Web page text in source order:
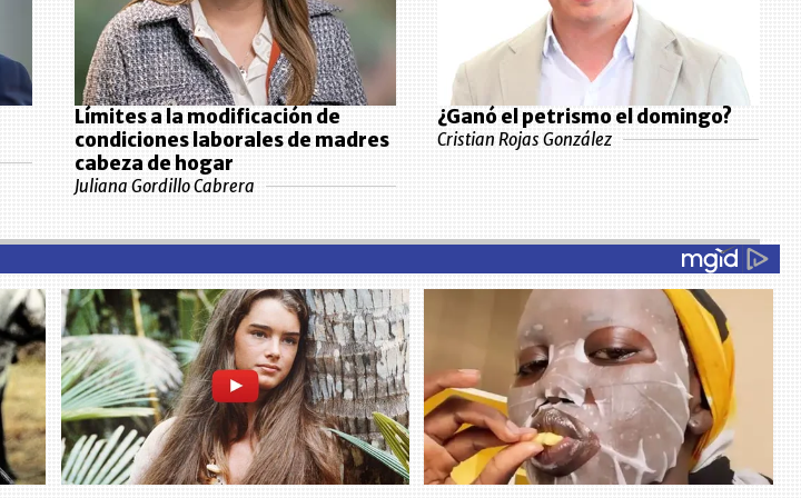
Límites a la modificación de
condiciones laborales de madres
cabeza de hogar
Juliana Gordillo Cabrera
¿Ganó el petrismo el domingo?
Cristian Rojas González